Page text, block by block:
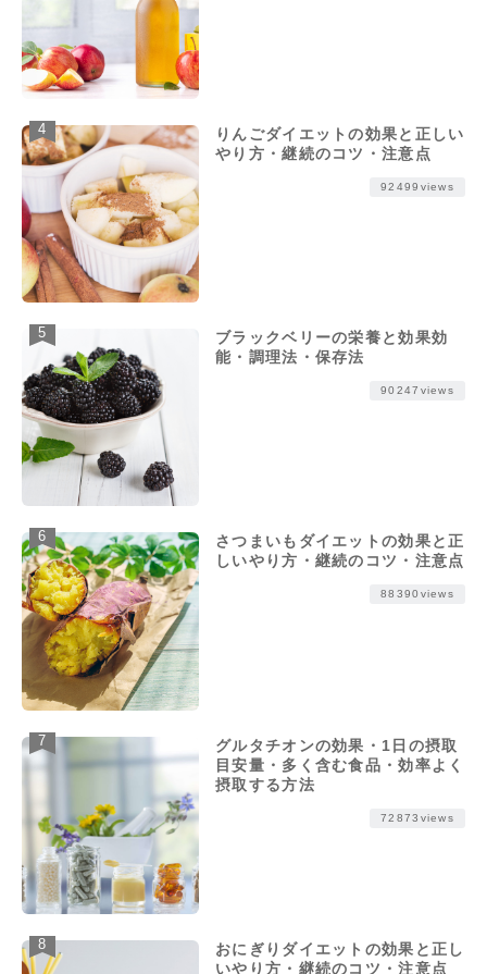
りんごダイエットの効果と正しい
やり方・継続のコツ・注意点
92499views
ブラックベリーの栄養と効果効
能・調理法・保存法
90247views
さつまいもダイエットの効果と正
しいやり方・継続のコツ・注意点
88390views
グルタチオンの効果・1日の摂取
目安量・多く含む食品・効率よく
摂取する方法
72873views
おにぎりダイエットの効果と正し
いやり方・継続のコツ・注意点